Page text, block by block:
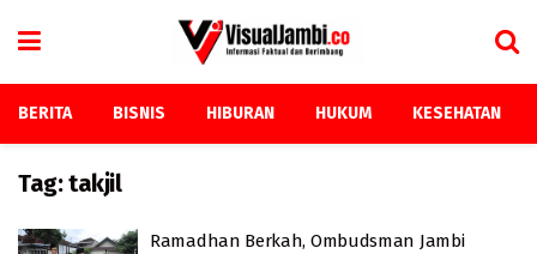
BERITA BISNIS HIBURAN HUKUM KESEHATAN
Tag:takjil
Ramadhan Berkah, Ombudsman Jambi